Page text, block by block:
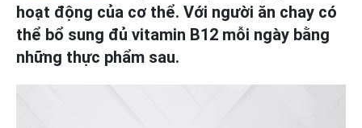
hoạt động của cơ thể. Với người ăn chay có
thể bổ sung đủ vitamin B12 mỗi ngày bằng
những thực phẩm sau.